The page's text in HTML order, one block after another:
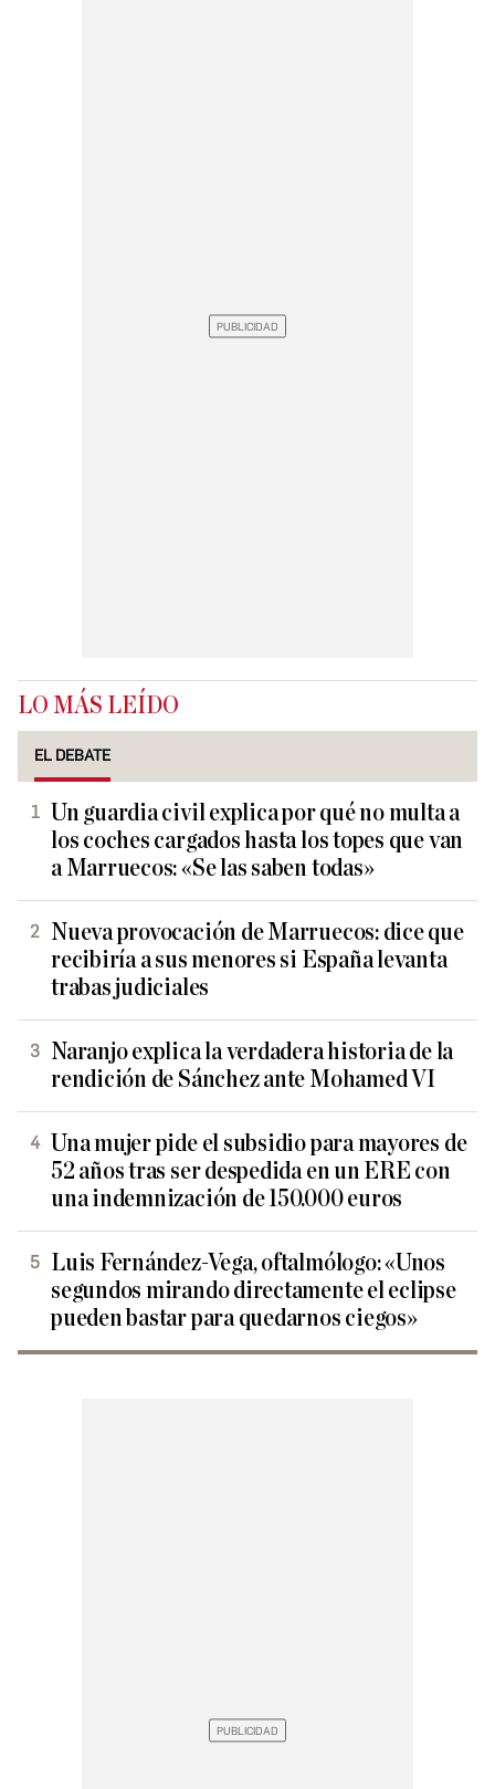
LO MÁS LEÍDO
EL DEBATE
Un guardia civil explica por qué no multa a
los coches cargados hasta los topes que van
a Marruecos: «Se las saben todas»
Nueva provocación de Marruecos: dice que
recibiría a sus menores si España levanta
trabas judiciales
Naranjo explica la verdadera historia de la
rendición de Sánchez ante Mohamed VI
Una mujer pide el subsidio para mayores de
52 años tras ser despedida en un ERE con
una indemnización de 150.000 euros
Luis Fernández-Vega, oftalmólogo: «Unos
segundos mirando directamente el eclipse
pueden bastar para quedarnos ciegos»